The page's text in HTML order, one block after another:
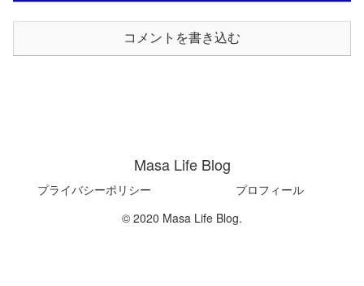
コメントを書き込む
Masa Life Blog
プライバシーポリシー
プロフィール
© 2020 Masa Life Blog.